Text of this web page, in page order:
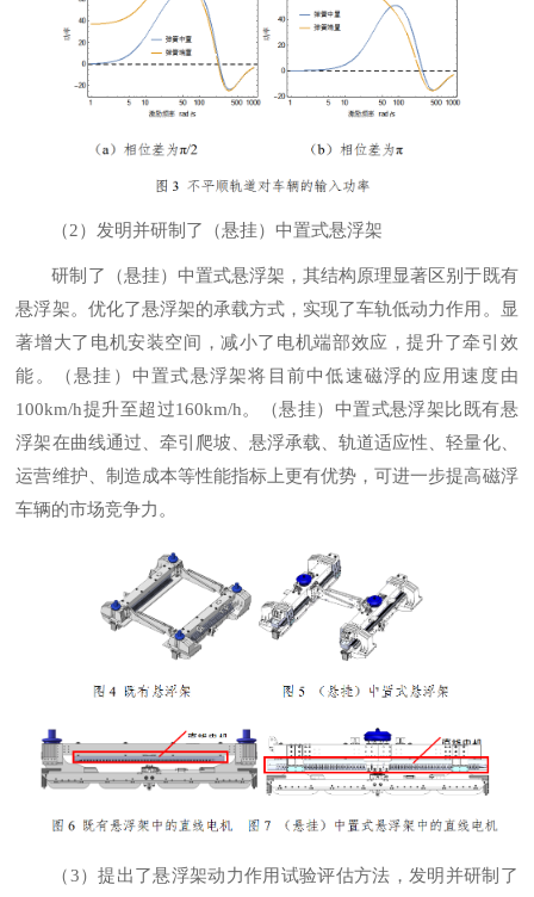
（2）发明并研制了（悬挂）中置式悬浮架
研制了（悬挂）中置式悬浮架，其结构原理显著区别于既有
悬浮架。优化了悬浮架的承载方式，实现了车轨低动力作用。显
著增大了电机安装空间，减小了电机端部效应，提升了牵引效
能。（悬挂）中置式悬浮架将目前中低速磁浮的应用速度由
100km/h提升至超过160km/h。（悬挂）中置式悬浮架比既有悬
浮架在曲线通过、牵引爬坡、悬浮承载、轨道适应性、轻量化、
运营维护、制造成本等性能指标上更有优势，可进一步提高磁浮
车辆的市场竞争力。
（3）提出了悬浮架动力作用试验评估方法，发明并研制了